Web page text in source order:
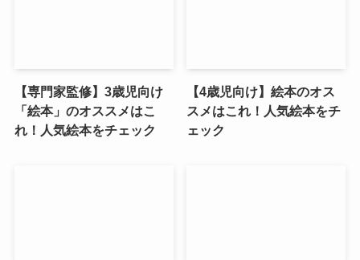
【専門家監修】3歳児向け
「絵本」のオススメはこ
れ！人気絵本をチェック
【4歳児向け】絵本のオス
スメはこれ！人気絵本をチ
ェック